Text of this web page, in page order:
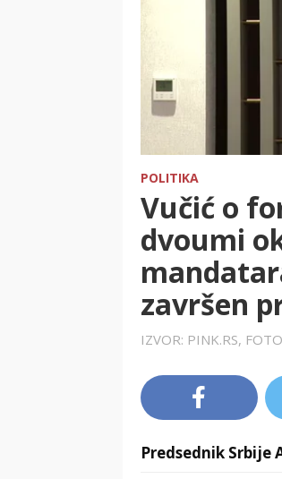
POLITIKA
Vučić o
dvoumi
završen
IZVOR: PINK.RS,
Predsednik Srbije